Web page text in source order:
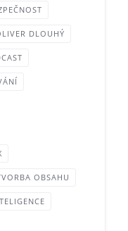
DLOUHÝ
OBSAHU